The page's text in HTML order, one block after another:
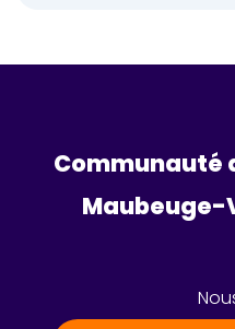
Communauté
Maubeuge-